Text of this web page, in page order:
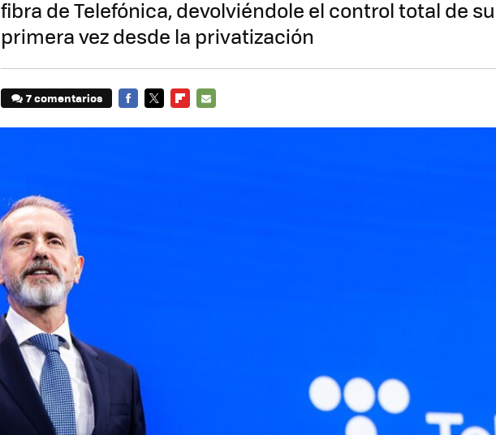
fibra de Telefónica, devolviéndole el control total de
primera vez desde la privatización
7 comentarios